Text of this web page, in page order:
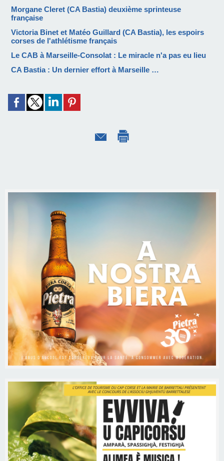
Morgane Cleret (CA Bastia) deuxième sprinteuse
française
Victoria Binet et Matéo Guillard (CA Bastia), les espoirs
corses de l'athlétisme français
Le CAB à Marseille-Consolat : Le miracle n'a pas eu lieu
CA Bastia : Un dernier effort à Marseille …